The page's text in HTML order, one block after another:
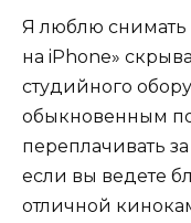
Я люблю снимать
на iPhone»
студийного
обыкновенным
переплачивать
если вы ведете
отличной